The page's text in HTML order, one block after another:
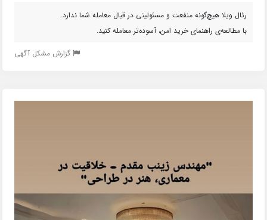
رئال ویلا هیچ‌گونه منفعت و مسئولیتی در قبال معامله شما ندارد.
با مطالعه‌ی راهنمای خرید امن، آسوده‌تر معامله کنید.
گزارش مشکل آگهی